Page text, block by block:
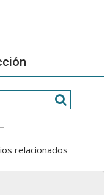
relacionados